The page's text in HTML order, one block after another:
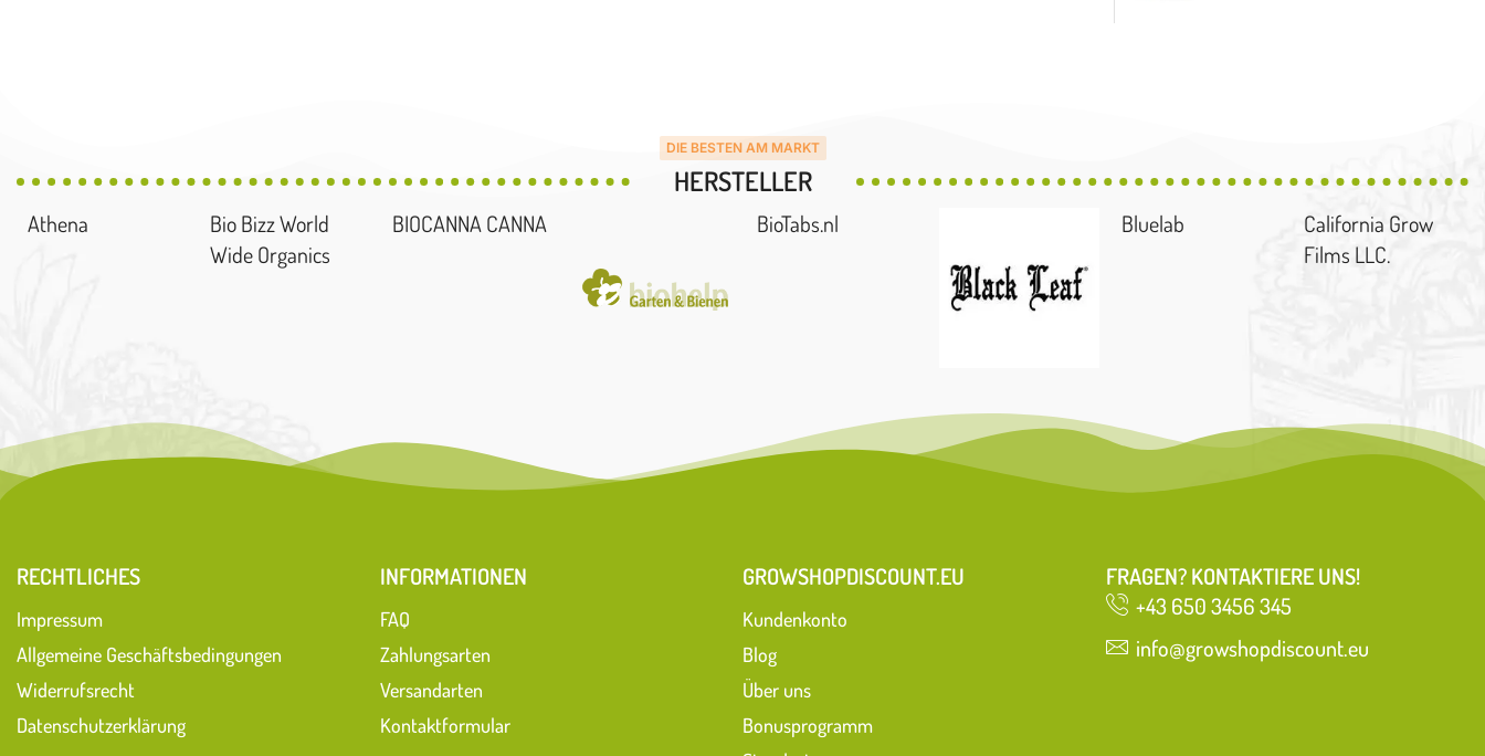
DIE BESTEN AM MARKT
HERSTELLER
Athena
Bio Bizz World
Wide Organics
BIOCANNA CANNA BioTabs.nl Bluelab
California Grow
Films LLC.
RECHTLICHES
Impressum
Allgemeine Geschäftsbedingungen
Widerrufsrecht
Datenschutzerklärung
INFORMATIONEN
FAQ
Zahlungsarten
Versandarten
Kontaktformular
GROWSHOPDISCOUNT.EU
Kundenkonto
Blog
Über uns
Bonusprogramm
FRAGEN? KONTAKTIERE UNS!
+43 650 3456 345
info@growshopdiscount.eu